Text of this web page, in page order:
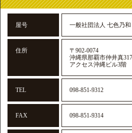
屋号 一般社団法人 七色乃和
住所
〒902-0074
沖縄県那覇市仲井真
アクセス沖縄ビル3階
TEL 098-851-9312
FAX 098-851-9314